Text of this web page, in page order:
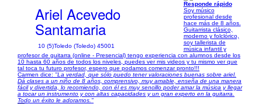
Ariel Acevedo
Santamaria
10 (5)Toledo (Toledo) 45001
Responde rápido
Soy músico
profesional desde
hace más de 8 años.
Guitarrista clásico,
moderno y folclórico,
soy tallerista de
música infantil y
profesor de guitarra (online - Presencial) tengo experiencia con alumnos desde los
10 hasta 60 años de todos los niveles, puedes ver mis videos y tu mismo ver que
tal toca tu futuro profesor, espero que podamos comenzar pronto!!!
Carmen dice: "La verdad, que sólo puedo tener valoraciones buenas sobre ariel.
Dá clases a un niño de 8 años, comprensivo, muy amable, enseña de una manera
fácil y divertida, lo recomiendo, con él es muy sencillo poder amar la música y llegar
a tocar un instrumento y con altas capacidades y un gran experto en la guitarra.
Todo un éxito le adoramos."